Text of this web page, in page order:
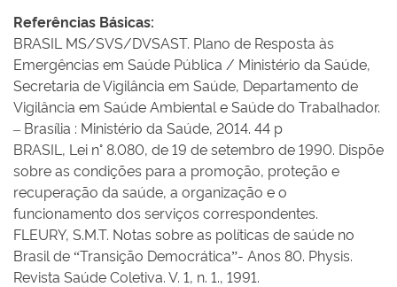
Referências Básicas:
BRASIL MS/SVS/DVSAST. Plano de Resposta às
Emergências em Saúde Pública / Ministério da Saúde,
Secretaria de Vigilância em Saúde, Departamento de
Vigilância em Saúde Ambiental e Saúde do Trabalhador.
– Brasília : Ministério da Saúde, 2014. 44 p
BRASIL, Lei n° 8.080, de 19 de setembro de 1990. Dispõe
sobre as condições para a promoção, proteção e
recuperação da saúde, a organização e o
funcionamento dos serviços correspondentes.
FLEURY, S.M.T. Notas sobre as políticas de saúde no
Brasil de “Transição Democrática”- Anos 80. Physis.
Revista Saúde Coletiva. V. 1, n. 1., 1991.